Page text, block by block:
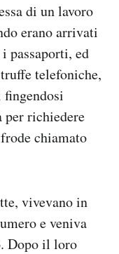
di un lavoro
erano arrivati
passaporti, ed
telefoniche,
fingendosi
richiedere
chiamato
vivevano in
e veniva
Dopo il loro